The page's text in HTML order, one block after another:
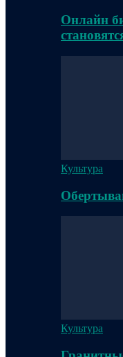
Онлайн
Культура
Культура